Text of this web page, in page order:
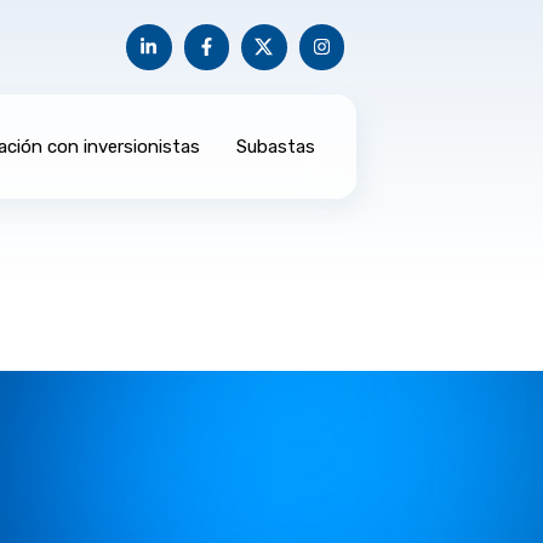
con inversionistas Subastas